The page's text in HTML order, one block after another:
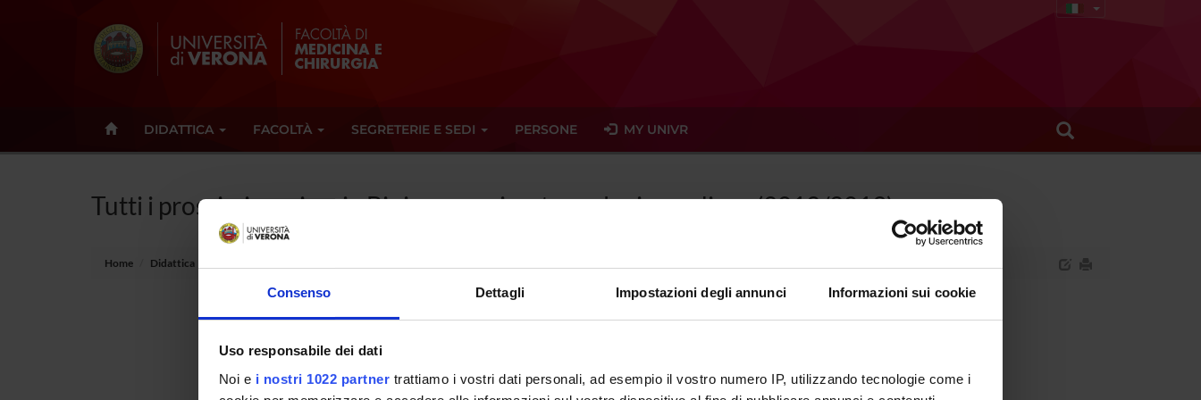
Consenso Dettagli Impostazioni degli annunci Informazioni sui cookie
Uso responsabile dei dati
Noi e i nostri 1022 partner trattiamo i vostri dati personali, ad esempio il vostro numero IP, utilizzando tecnologie come i
DIDATTICA FACOLTÀ SEGRETERIE E SEDI PERSONE MY UNIVR
Tutti i prossimi seminari - Bioingegneria e tecnologia medica - (2012/2013)
Home Didattica
Non è stato trovato alcun seminario relativo all'insegnamento Bioingegneria e tecnologia medica.
Tot 0 Seminari